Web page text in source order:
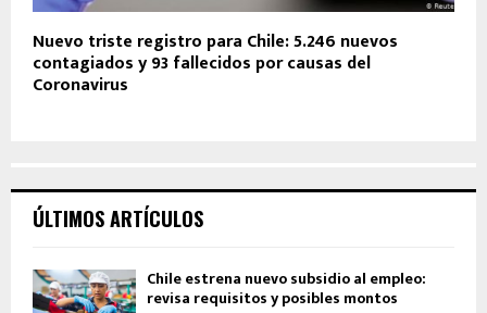
Nuevo triste registro para Chile: 5.246 nuevos
contagiados y 93 fallecidos por causas del
Coronavirus
ÚLTIMOS ARTÍCULOS
Chile estrena nuevo subsidio al empleo:
revisa requisitos y posibles montos